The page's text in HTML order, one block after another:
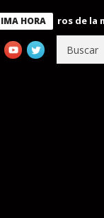
HORA de la